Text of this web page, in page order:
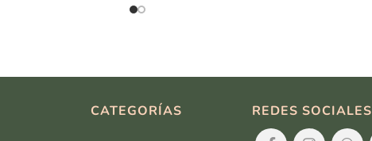
CATEGORÍAS REDES SOCIALES